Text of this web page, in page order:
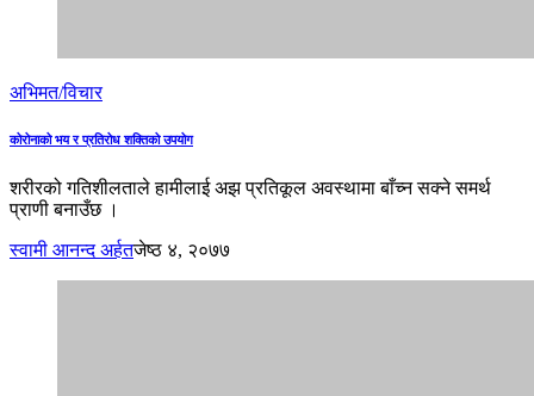
अभिमत/विचार
कोरोनाको भय र प्रतिरोध शक्तिको उपयोग
शरीरको गतिशीलताले हामीलाई अझ प्रतिकूल अवस्थामा बाँच्न सक्ने समर्थ
प्राणी बनाउँछ ।
स्वामी आनन्द अर्हतजेष्ठ ४, २०७७